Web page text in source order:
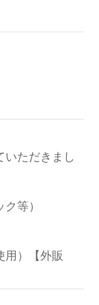
いただきまし
等）
用）【外販